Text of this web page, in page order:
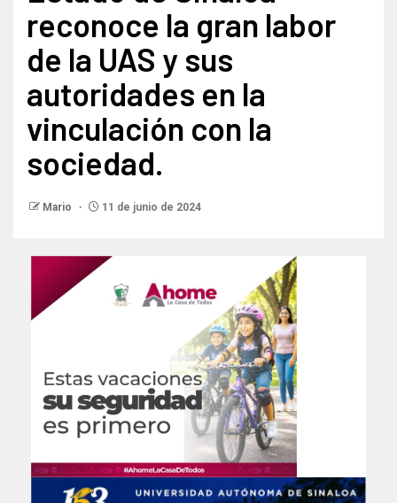
reconoce la gran labor
de la UAS y sus
autoridades en la
vinculación con la
sociedad.
Mario 11 de junio de 2024